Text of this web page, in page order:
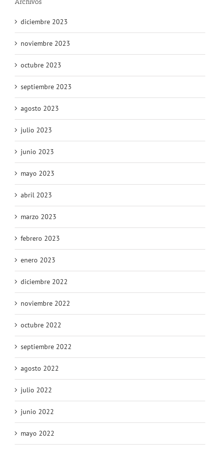
diciembre 2023
noviembre 2023
octubre 2023
septiembre 2023
agosto 2023
julio 2023
junio 2023
mayo 2023
abril 2023
marzo 2023
febrero 2023
enero 2023
diciembre 2022
noviembre 2022
octubre 2022
septiembre 2022
agosto 2022
julio 2022
junio 2022
mayo 2022